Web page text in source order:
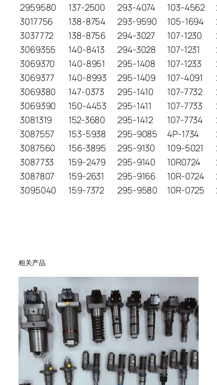
2959580
137-2500 293-4074 103-4562
3017756
138-8754 293-9590 105-1694
3037772
138-8756 294-3027 107-1230
3069355
140-8413 294-3028 107-1231
3069370
140-8951 295-1408 107-1233
3069377
140-8993 295-1409 107-4091
3069380
147-0373 295-1410 107-7732
3069390
150-4453 295-1411 107-7733
3081319
152-3680 295-1412 107-7734
3087557
153-5938 295-9085 4P-1734
3087560
156-3895 295-9130 109-5021
3087733
159-2479 295-9140 10R0724
3087807
159-2631 295-9166 10R-0724
3095040
159-7372 295-9580 10R-0725
相关产品